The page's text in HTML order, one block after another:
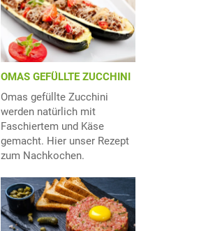
OMAS GEFÜLLTE ZUCCHINI
Omas gefüllte Zucchini
werden natürlich mit
Faschiertem und Käse
gemacht. Hier unser Rezept
zum Nachkochen.